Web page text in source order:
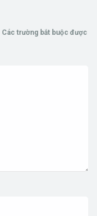
Các trường bắt buộc được